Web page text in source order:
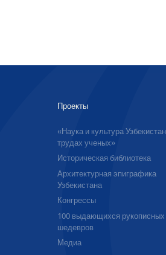
Проекты
«Наука и культура
трудах ученых»
Историческая библиотека
Архитектурная эпиграфика
Узбекистана
Конгрессы
100 выдающихся рукописных
шедевров
Медиа